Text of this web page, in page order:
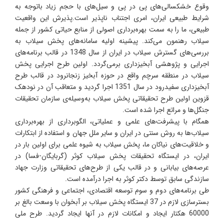
وقوع خشکسالی‌های پی در پی و سیل‌های با حجم زیاد باتوجه به
شرایط طبیعی ایران، امری اجتناب ناپذیر است.پذیرش این واقعیت
طبیعی، ما را به سمت بهره‌برداری اصولی از منابع حیاتی کشور از جمله
سیلاب رهنمون می‌کند. پیشینه اولیه سامانه‌های پخش سیلاب به
بررسی‌های گسترش سیلاب در ایران از سال 1348 در قالب برنامه‌های
اجرایی و پژوهشی آبخیزداری برمی‌گردد. اولین طرح اجرایی پخش
سیلاب در منطقه سرچم واقع در حوزه آبخیز زنجانرود در قالب طرح
آبخیزداری سفیدرود در سال 1351 اجرا گردید و متعاقب آن در نودهک
قزوین اولین طرح تحقیقاتی پخش سیلاب به‌وسیله‌ی سازمان تحقیقات
جنگل‌ها و مراتع اجرا شده است.
همگام با پیشرفت‌های علمی ‌و عملیاتی، الگوبرداری از بهره‌برداری
سیلاب‌ها به روش سنتی در ایران و سایر ملل جهان و استفاده از ابتکارات
و خلاقیت‌های نیاکان ما، پخش سیلاب به شیوه علمی برای اولین بار در
ایران، در ایستگاه تحقیقات پخش سیلاب کوثر (گربایگان-فسا) در
عرصه‌های بیابانی و در قالب یکی از طرح‌های تحقیقاتی وزارت جهاد
سازندگی سابق توسط دکتر کوثر به اجرا درآمده است.
طی برنامه‌های دوم و سوم توسعه اقتصادی، اجتماعی و فرهنگی کشور
بسترسازی لازم در 37 ایستگاه پخش سیلاب بر آبخوان با وسعت بالغ بر
60000 هکتار ایجاد و امکانات لازم در آنها ایجاد گردید. طرح ملی